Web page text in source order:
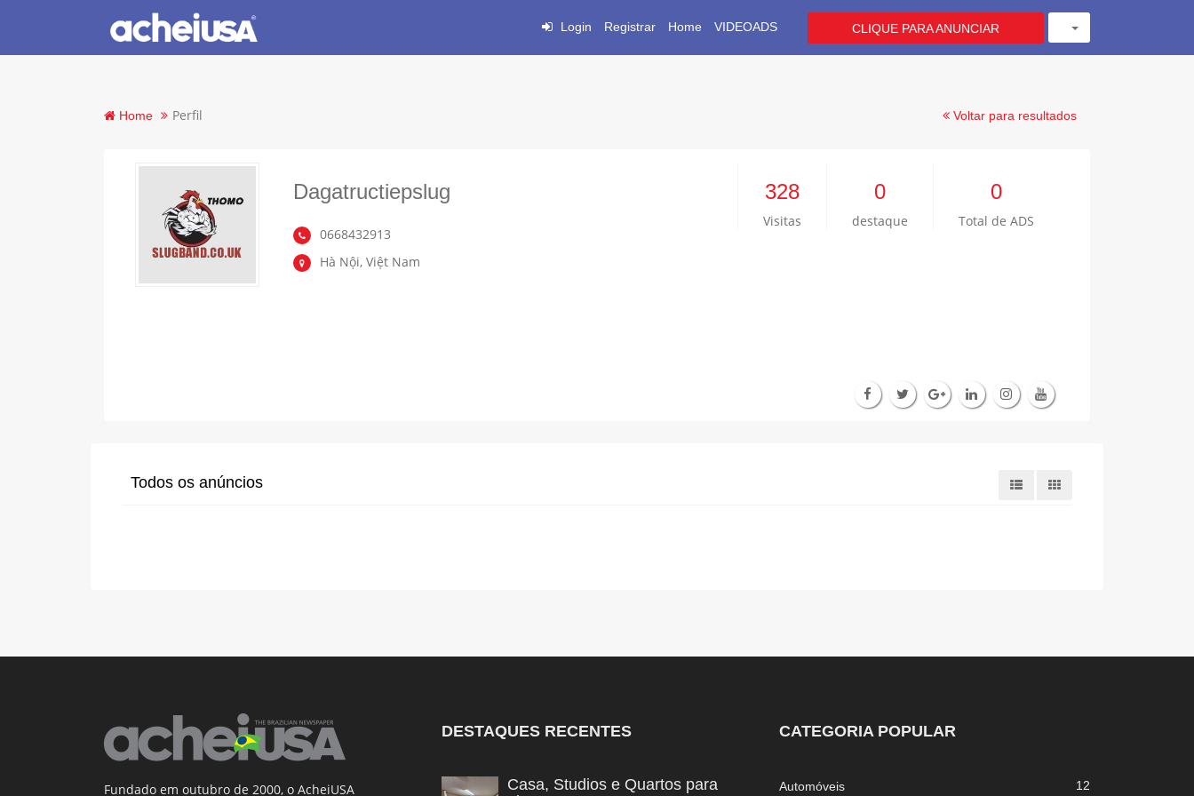
Login Registrar Home VIDEOADS CLIQUE PARA ANUNCIAR
Home Perfil Voltar para resultados
Dagatructiepslug
0668432913
Hà Nội, Việt Nam
328
Visitas
0
destaque
0
Total de ADS
Todos os anúncios
Fundado em outubro de 2000, o AcheiUSA
DESTAQUES RECENTES
Casa, Studios e Quartos para
CATEGORIA POPULAR
Automóveis 12